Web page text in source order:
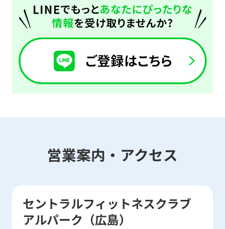
営業案内・アクセス
セントラルフィットネスクラブ
アルパーク（広島）
(start
automatic
translation)
to
to
top
However,
you
use
an